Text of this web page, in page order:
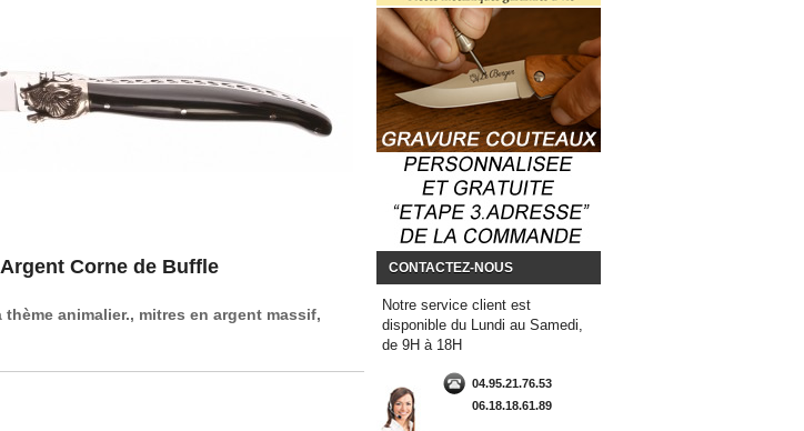
Corne de Buffle
animalier., mitres en argent massif,
CONTACTEZ-NOUS
Notre service client est
disponible du Lundi au Samedi,
de 9H à 18H
04.95.21.76.53
06.18.18.61.89